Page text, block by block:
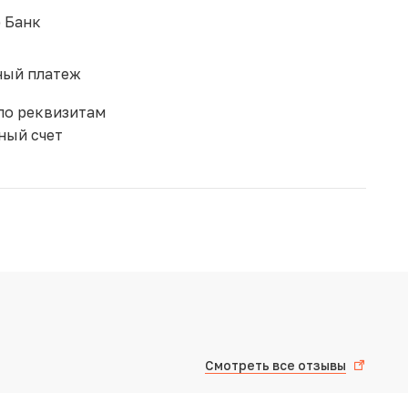
Банк
платеж
реквизитам
счет
Смотреть все отзывы